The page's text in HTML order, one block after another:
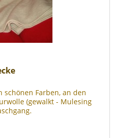
schönen Farben, an den
(gewalkt - Mulesing